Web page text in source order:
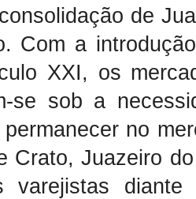
de
Com a
XXI, os
se sob a
no
Crato, Juazeiro
varejistas